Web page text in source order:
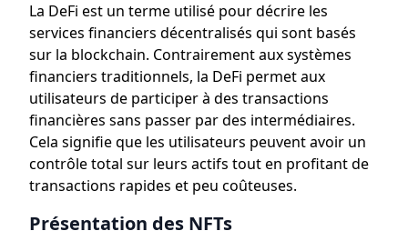
La DeFi est un terme utilisé pour décrire les
services financiers décentralisés qui sont basés
sur la blockchain. Contrairement aux systèmes
financiers traditionnels, la DeFi permet aux
utilisateurs de participer à des transactions
financières sans passer par des intermédiaires.
Cela signifie que les utilisateurs peuvent avoir un
contrôle total sur leurs actifs tout en profitant de
transactions rapides et peu coûteuses.
Présentation des NFTs